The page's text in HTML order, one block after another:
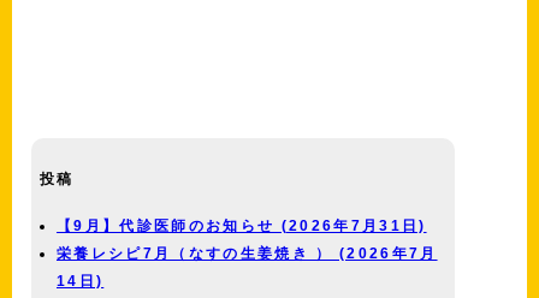
投稿
【9月】代診医師のお知らせ (2026年7月31日)
栄養レシピ7月（なすの生姜焼き ） (2026年7月
14日)